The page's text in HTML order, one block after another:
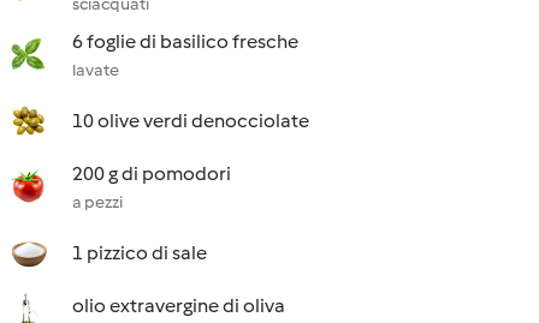
sciacquati
6 foglie di basilico fresche
lavate
10 olive verdi denocciolate
200 g di pomodori
a pezzi
1 pizzico di sale
olio extravergine di oliva